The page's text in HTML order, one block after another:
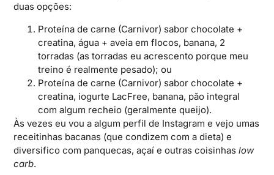
duas opções:
Proteína de carne (Carnivor) sabor chocolate +
creatina, água + aveia em flocos, banana, 2
torradas (as torradas eu acrescento porque meu
treino é realmente pesado); ou
Proteína de carne (Carnivor) sabor chocolate +
creatina, iogurte LacFree, banana, pão integral
com algum recheio (geralmente queijo).
Às vezes eu vou a algum perfil de Instagram e vejo umas
receitinhas bacanas (que condizem com a dieta) e
diversifico com panquecas, açaí e outras coisinhaslow
carb.